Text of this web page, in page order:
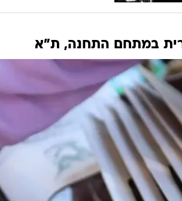
במתחם התחנה, ת"א